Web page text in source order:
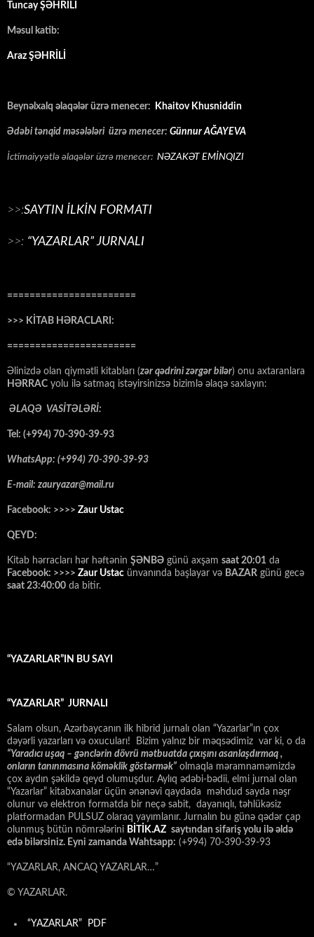
Tuncay ŞƏHRİLİ
Məsul katib:
Araz ŞƏHRİLİ
Beynəlxalq əlaqələr üzrə menecer: Khaitov Khusniddin
Ədəbi tənqid məsələləri üzrə menecer: Günnur AĞAYEVA
İctimaiyyətlə əlaqələr üzrə menecer: NƏZAKƏT EMİNQIZI
>>:SAYTIN İLKİN FORMATI
>>: “YAZARLAR” JURNALI
=======================
>>> KİTAB HƏRACLARI:
=======================
Əlinizdə olan qiymətli kitabları (zər qədrini zərgər bilər) onu axtaranlara
HƏRRAC yolu ilə satmaq istəyirsinizsə bizimlə əlaqə saxlayın:
ƏLAQƏ VASİTƏLƏRİ:
Tel: (+994) 70-390-39-93
WhatsApp: (+994) 70-390-39-93
E-mail: zauryazar@mail.ru
Facebook: >>>> Zaur Ustac
QEYD:
Kitab hərracları hər həftənin ŞƏNBƏ günü axşam saat 20:01 da
Facebook: >>>> Zaur Ustac ünvanında başlayar və BAZAR günü gecə
saat 23:40:00 da bitir.
“YAZARLAR”IN BU SAYI
“YAZARLAR” JURNALI
Salam olsun, Azərbaycanın ilk hibrid jurnalı olan “Yazarlar”ın çox
dəyərli yazarları və oxucuları! Bizim yalnız bir məqsədimiz var ki, o da
“Yaradıcı uşaq – gәnclәrin dövrü mәtbuatda çıxışını asanlaşdırmaq ,
onların tanınmasına kömәklik göstәrmәk” olmaqla məramnaməmizdə
çox aydın şəkildə qeyd olumuşdur. Aylıq ədəbi-bədii, elmi jurnal olan
“Yazarlar” kitabxanalar üçün ənənəvi qaydada məhdud sayda nəşr
olunur və elektron formatda bir neçə sabit, dayanıqlı, təhlükəsiz
platformadan PULSUZ olaraq yayımlanır. Jurnalın bu günə qədər çap
olunmuş bütün nömrələrini BİTİK.AZ saytından sifariş yolu ilə əldə
edə bilərsiniz. Eyni zamanda Wahtsapp: (+994) 70-390-39-93
“YAZARLAR, ANCAQ YAZARLAR…”
© YAZARLAR.
“YAZARLAR” PDF